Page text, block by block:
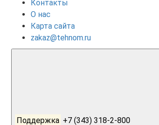
Контакты
О нас
Карта сайта
zakaz@tehnom.ru
Поддержка +7 (343) 318-2-800